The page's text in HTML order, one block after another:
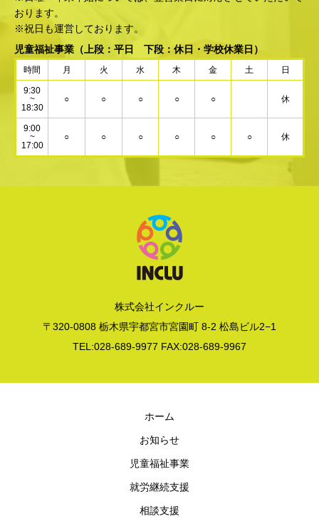
おります。
※祝日も運営しております。
児童福祉事業 （上段：平日 下段：休日・学校休業日）
時間 月 火 水 木 金 土 日
9:30
~
18:30
○ ○ ○ ○ ○ 休
9:00
~
17:00
○ ○ ○ ○ ○ ○ 休
株式会社インクルー
〒320-0808 栃木県宇都宮市宮園町 8-2 松島ビル2−1
TEL:028-689-9977 FAX:028-689-9967
ホーム
お知らせ
児童福祉事業
就労継続支援
相談支援